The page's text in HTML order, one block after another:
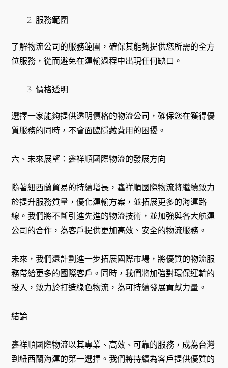
服務範圍
了解物流公司的服務範圍，確保其能夠提供您所需的全方
位服務，從而避免在運輸過程中出現任何缺口。
價格透明
選擇一家能夠提供透明價格的物流公司，確保您在獲得優
質服務的同時，不會面臨隱藏費用的困擾。
六、未來展望：鑫祥順國際物流的發展方向
隨著紐西蘭貿易的持續增長，鑫祥順國際物流將繼續致力
於提升服務質量，優化運輸方案，並拓展更多的海運路
線。我們將不斷引進先進的物流技術，並加強與各大航運
公司的合作，為客戶提供更加高效、安全的物流服務。
未來，我們還計劃進一步拓展國際市場，將優質的物流服
務帶給更多的國際客戶。同時，我們將加強對環保運輸的
投入，致力於打造綠色物流，為可持續發展貢獻力量。
結論
鑫祥順國際物流以其專業、高效、可靠的服務，成為台灣
到紐西蘭海運的第一選擇。我們將持續為客戶提供優質的